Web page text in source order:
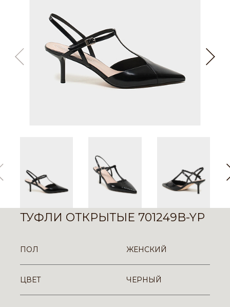
ТУФЛИ ОТКРЫТЫЕ 701249B-YP
ПОЛ ЖЕНСКИЙ
ЦВЕТ ЧЕРНЫЙ